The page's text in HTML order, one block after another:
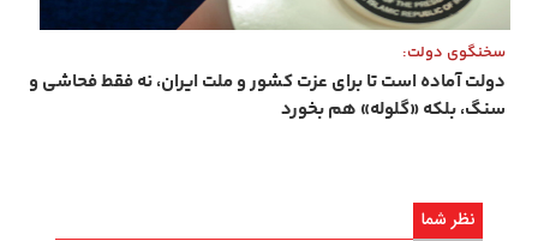
سخنگوی دولت:
دولت آماده است تا برای عزت کشور و ملت ایران، نه فقط فحاشی و
سنگ، بلکه «گلوله» هم بخورد
نظر شما